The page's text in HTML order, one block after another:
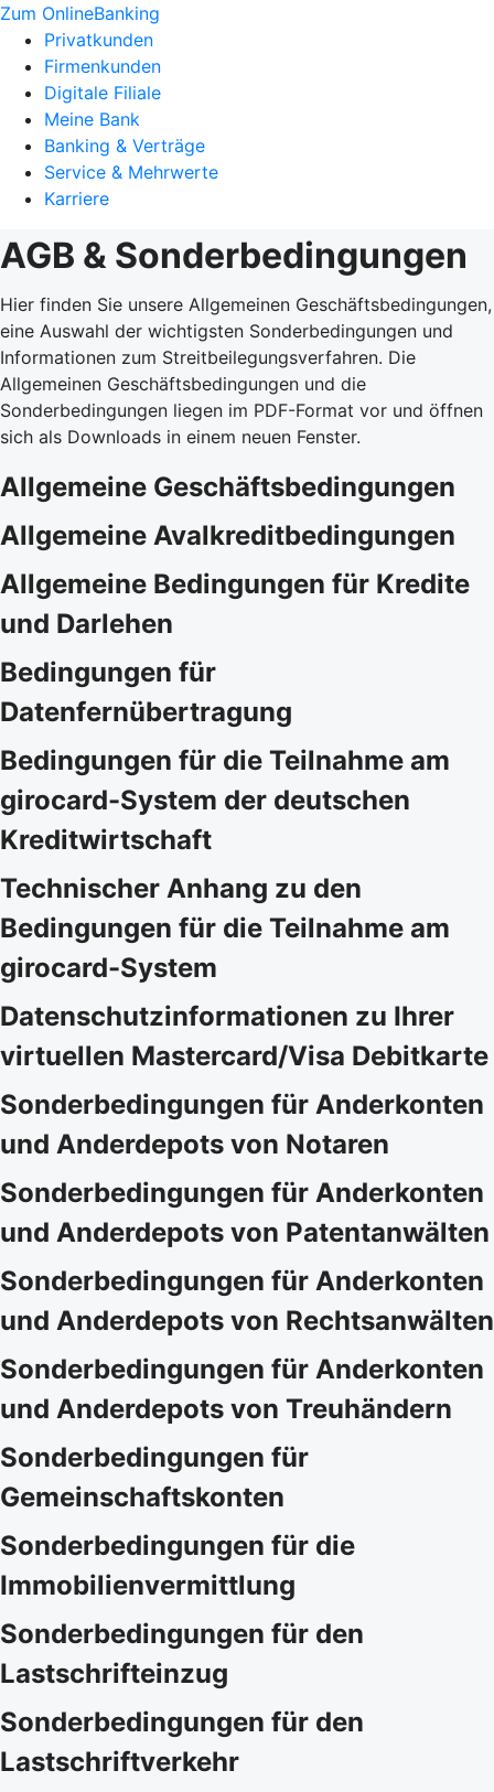
Zum OnlineBanking
Privatkunden
Firmenkunden
Digitale Filiale
Meine Bank
Banking & Verträge
Service & Mehrwerte
Karriere
AGB & Sonderbedingungen
Hier finden Sie unsere Allgemeinen Geschäftsbedingungen,
eine Auswahl der wichtigsten Sonderbedingungen und
Informationen zum Streitbeilegungsverfahren. Die
Allgemeinen Geschäftsbedingungen und die
Sonderbedingungen liegen im PDF-Format vor und öffnen
sich als Downloads in einem neuen Fenster.
Allgemeine Geschäftsbedingungen
Allgemeine Avalkreditbedingungen
Allgemeine Bedingungen für Kredite
und Darlehen
Bedingungen für
Datenfernübertragung
Bedingungen für die Teilnahme am
girocard-System der deutschen
Kreditwirtschaft
Technischer Anhang zu den
Bedingungen für die Teilnahme am
girocard-System
Datenschutzinformationen zu Ihrer
virtuellen Mastercard/Visa Debitkarte
Sonderbedingungen für Anderkonten
und Anderdepots von Notaren
Sonderbedingungen für Anderkonten
und Anderdepots von Patentanwälten
Sonderbedingungen für Anderkonten
und Anderdepots von Rechtsanwälten
Sonderbedingungen für Anderkonten
und Anderdepots von Treuhändern
Sonderbedingungen für
Gemeinschaftskonten
Sonderbedingungen für die
Immobilienvermittlung
Sonderbedingungen für den
Lastschrifteinzug
Sonderbedingungen für den
Lastschriftverkehr